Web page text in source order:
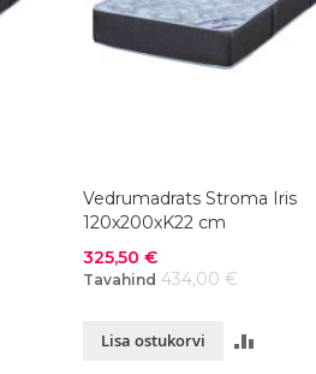
Vedrumadrats Stroma Iris
120x200xK22 cm
Soodushind
325,50 €
Tavahind 434,00 €
Lisa ostukorvi